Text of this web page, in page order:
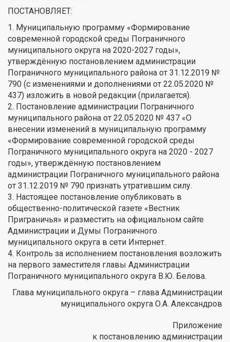
ПОСТАНОВЛЯЕТ:
1. Муниципальную программу «Формирование
современной городской среды Пограничного
муниципального округа на 2020-2027 годы»,
утверждённую постановлением администрации
Пограничного муниципального района от 31.12.2019 №
790 (с изменениями и дополнениями от 22.05.2020 №
437) изложить в новой редакции (прилагается).
2. Постановление администрации Пограничного
муниципального района от 22.05.2020 № 437 «О
внесении изменений в муниципальную программу
«Формирование современной городской среды
Пограничного муниципального округа на 2020 - 2027
годы», утверждённую постановлением
администрации Пограничного муниципального района
от 31.12.2019 № 790 признать утратившим силу.
3. Настоящее постановление опубликовать в
общественно-политической газете «Вестник
Приграничья» и разместить на официальном сайте
Администрации и Думы Пограничного
муниципального округа в сети Интернет.
4. Контроль за исполнением постановления возложить
на первого заместителя главы Администрации
Пограничного муниципального округа В.Ю. Белова.
Глава муниципального округа – глава Администрации
муниципального округа О.А. Александров
Приложение
к постановлению администрации